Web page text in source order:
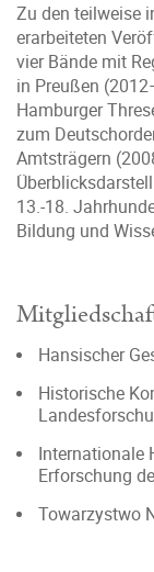
Zu den teilweise
erarbeiteten
vier Bände mit
in Preußen
Hamburger
zum
Amtsträgern
13.-18.
Bildung und
Hansischer
Historische
Internationale
Erforschung
Towarzystwo